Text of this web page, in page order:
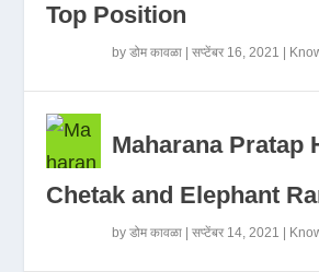
Top Position
byडोम कावळा |सप्टेंबर 16, 2021
Maharana Pratap
Chetak and Elephant
byडोम कावळा |सप्टेंबर 14, 2021